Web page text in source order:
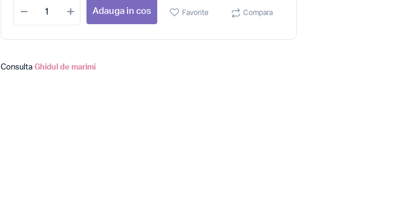
Adauga in cos Favorite Compara
Consulta Ghidul de marimi